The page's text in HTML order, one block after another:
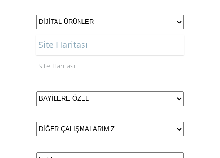
Site Haritası
Site Haritası